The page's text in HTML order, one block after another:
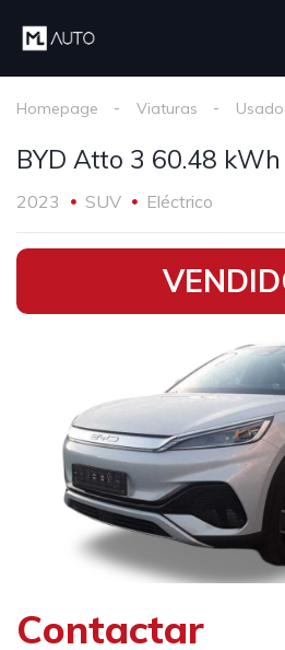
Homepage Viaturas Usado
BYD Atto 3 60.48
2023 SUV Eléctrico
•
Contactar